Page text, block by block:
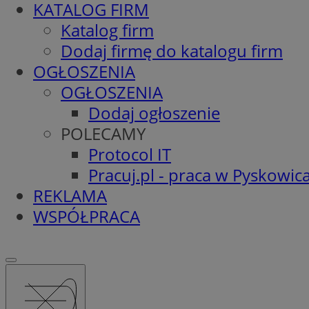
KATALOG FIRM
Katalog firm
Dodaj firmę do katalogu firm
OGŁOSZENIA
OGŁOSZENIA
Dodaj ogłoszenie
POLECAMY
Protocol IT
Pracuj.pl - praca w
REKLAMA
WSPÓŁPRACA